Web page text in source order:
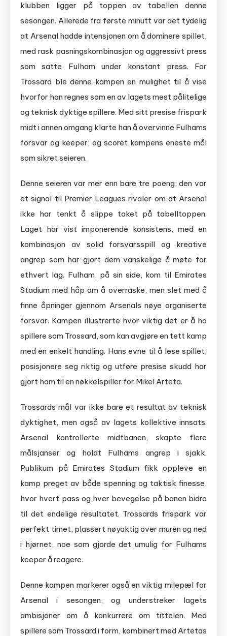
klubben ligger på toppen av tabellen denne
sesongen. Allerede fra første minutt var det tydelig
at Arsenal hadde intensjonen om å dominere spillet,
med rask pasningskombinasjon og aggressivt press
som satte Fulham under konstant press. For
Trossard ble denne kampen en mulighet til å vise
hvorfor han regnes som en av lagets mest pålitelige
og teknisk dyktige spillere. Med sitt presise frispark
midt i annen omgang klarte han å overvinne Fulhams
forsvar og keeper, og scoret kampens eneste mål
som sikret seieren.
Denne seieren var mer enn bare tre poeng; den var
et signal til Premier Leagues rivaler om at Arsenal
ikke har tenkt å slippe taket på tabelltoppen.
Laget har vist imponerende konsistens, med en
kombinasjon av solid forsvarsspill og kreative
angrep som har gjort dem vanskelige å møte for
ethvert lag. Fulham, på sin side, kom til Emirates
Stadium med håp om å overraske, men slet med å
finne åpninger gjennom Arsenals nøye organiserte
forsvar. Kampen illustrerte hvor viktig det er å ha
spillere som Trossard, som kan avgjøre en tett kamp
med en enkelt handling. Hans evne til å lese spillet,
posisjonere seg riktig og utføre presise skudd har
gjort ham til en nøkkelspiller for Mikel Arteta.
Trossards mål var ikke bare et resultat av teknisk
dyktighet, men også av lagets kollektive innsats.
Arsenal kontrollerte midtbanen, skapte flere
målsjanser og holdt Fulhams angrep i sjakk.
Publikum på Emirates Stadium fikk oppleve en
kamp preget av både spenning og taktisk finesse,
hvor hvert pass og hver bevegelse på banen bidro
til det endelige resultatet. Trossards frispark var
perfekt timet, plassert nøyaktig over muren og ned
i hjørnet, noe som gjorde det umulig for Fulhams
keeper å reagere.
Denne kampen markerer også en viktig milepæl for
Arsenal i sesongen, og understreker lagets
ambisjoner om å konkurrere om tittelen. Med
spillere som Trossard i form, kombinert med Artetas